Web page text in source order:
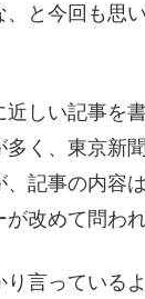
と今回も思
しい記事を
く、東京新
記事の内容
改めて問わ
言っている